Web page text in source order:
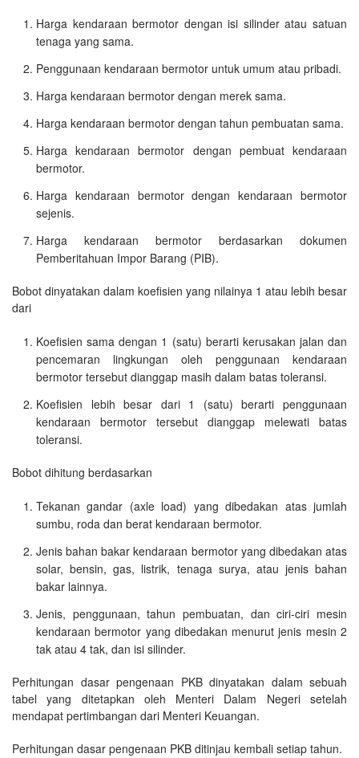
Harga kendaraan bermotor dengan isi silinder atau satuan
tenaga yang sama.
Penggunaan kendaraan bermotor untuk umum atau pribadi.
Harga kendaraan bermotor dengan merek sama.
Harga kendaraan bermotor dengan tahun pembuatan sama.
Harga kendaraan bermotor dengan pembuat kendaraan
bermotor.
Harga kendaraan bermotor dengan kendaraan bermotor
sejenis.
Harga kendaraan bermotor berdasarkan dokumen
Pemberitahuan Impor Barang (PIB).
Bobot dinyatakan dalam koefisien yang nilainya 1 atau lebih besar
dari
Koefisien sama dengan 1 (satu) berarti kerusakan jalan dan
pencemaran lingkungan oleh penggunaan kendaraan
bermotor tersebut dianggap masih dalam batas toleransi.
Koefisien lebih besar dari 1 (satu) berarti penggunaan
kendaraan bermotor tersebut dianggap melewati batas
toleransi.
Bobot dihitung berdasarkan
Tekanan gandar (axle load) yang dibedakan atas jumlah
sumbu, roda dan berat kendaraan bermotor.
Jenis bahan bakar kendaraan bermotor yang dibedakan atas
solar, bensin, gas, listrik, tenaga surya, atau jenis bahan
bakar lainnya.
Jenis, penggunaan, tahun pembuatan, dan ciri-ciri mesin
kendaraan bermotor yang dibedakan menurut jenis mesin 2
tak atau 4 tak, dan isi silinder.
Perhitungan dasar pengenaan PKB dinyatakan dalam sebuah
tabel yang ditetapkan oleh Menteri Dalam Negeri setelah
mendapat pertimbangan dari Menteri Keuangan.
Perhitungan dasar pengenaan PKB ditinjau kembali setiap tahun.